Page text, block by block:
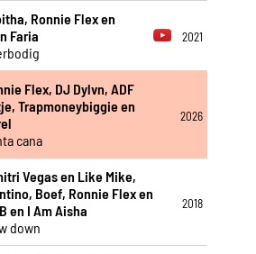
Ronnie Flex en
Faria
2021
Flex, DJ Dylvn, ADF
Trapmoneybiggie en
cana
2026
Vegas en Like Mike,
Boef, Ronnie Flex en
en I Am Aisha
down
2018